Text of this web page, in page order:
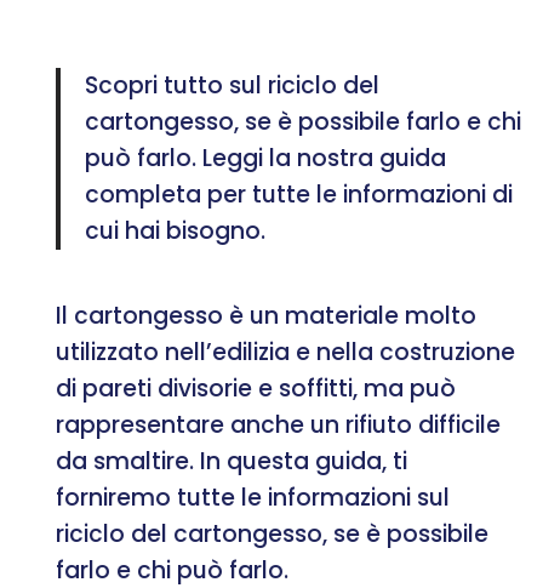
Scopri tutto sul riciclo del
cartongesso, se è possibile farlo e chi
può farlo. Leggi la nostra guida
completa per tutte le informazioni di
cui hai bisogno.
Il cartongesso è un materiale molto
utilizzato nell’edilizia e nella costruzione
di pareti divisorie e soffitti, ma può
rappresentare anche un rifiuto difficile
da smaltire. In questa guida, ti
forniremo tutte le informazioni sul
riciclo del cartongesso, se è possibile
farlo e chi può farlo.